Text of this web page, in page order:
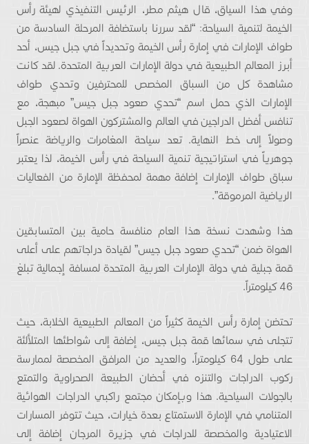
وفي هذا السياق، قال هيثم مطر، الرئيس التنفيذي لهيئة رأس
الخيمة لتنمية السياحة: “لقد سررنا باستضافة المرحلة السادسة من
طواف الإمارات في إمارة رأس الخيمة وتحديداً في جبل جيس، أحد
أبرز المعالم الطبيعية في دولة الإمارات العربية المتحدة. لقد كانت
مشاهدة كل من السباق المخصص للمحترفين وتحدي طواف
الإمارات الذي حمل اسم “تحدي صعود جبل جيس” مبهجة، مع
تنافس أفضل الدراجين في العالم والمشتركون الهواة لصعود الجبل
وصولاً إلى خط النهاية. تعد سياحة المغامرات والرياضة عنصراً
جوهرياً في استراتيجية تنمية السياحة في رأس الخيمة، لذا يعتبر
سباق طواف الإمارات إضافة مهمة لمحفظة الإمارة من الفعاليات
الرياضية المرموقة”.
هذا وشهدت نسخة هذا العام منافسة حامية بين المتسابقين
الهواة ضمن “تحدي صعود جبل جيس” لقيادة دراجاتهم على أعلى
قمة جبلية في دولة الإمارات العربية المتحدة لمسافة إجمالية تبلغ
46 كيلومتراً.
تحتضن إمارة رأس الخيمة كثيراً من المعالم الطبيعية الخلابة، حيث
تتجلى في سمائها قمة جبل جيس، إضافة إلى شواطئها المتلألئة
على طول 64 كيلومتراً، والعديد من المرافق المخصصة لممارسة
ركوب الدراجات والتنزه في أحضان الطبيعة الصحراوية والتمتع
بالجولات السياحية. هذا وبإمكان مجتمع راكبي الدراجات الهوائية
المتنامي في الإمارة الاستمتاع بعدة خيارات، حيث تتوفر المسارات
الاعتيادية والمخصصة للدراجات في جزيرة المرجان إضافة إلى